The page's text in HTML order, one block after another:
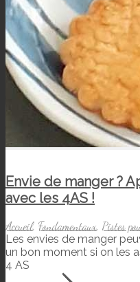
Envie de manger ?
avec les 4AS !
Accueil, Fondamentaux Pistes
Les envies de manger
un bon moment si on les
4 AS